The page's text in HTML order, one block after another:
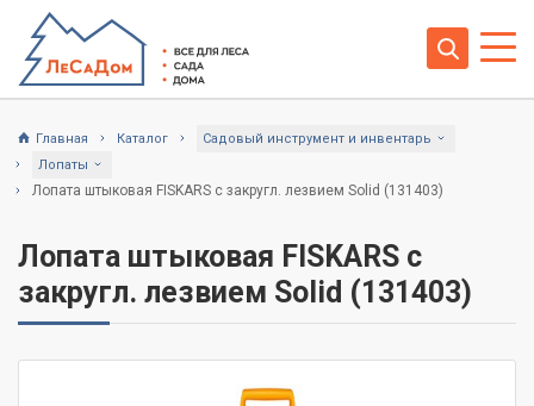
Главная Каталог
Садовый инструмент и инвентарь
Лопаты
Лопата штыковая FISKARS с закругл. лезвием Solid (131403)
Лопата штыковая FISKARS с
закругл. лезвием Solid (131403)